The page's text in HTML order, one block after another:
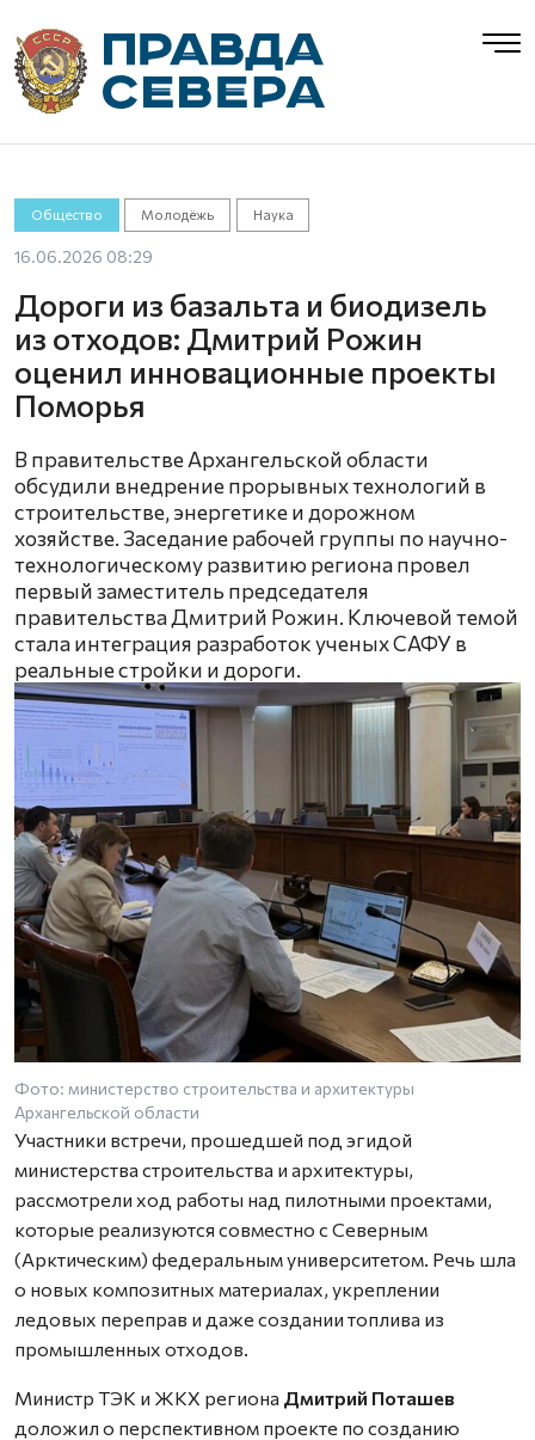
Общество Молодёжь Наука
16.06.2026 08:29
Дороги из базальта и биодизель
из отходов: Дмитрий Рожин
оценил инновационные проекты
Поморья
В правительстве Архангельской области
обсудили внедрение прорывных технологий в
строительстве, энергетике и дорожном
хозяйстве. Заседание рабочей группы по научно-
технологическому развитию региона провел
первый заместитель председателя
правительства Дмитрий Рожин. Ключевой темой
стала интеграция разработок ученых САФУ в
реальные стройки и дороги.
Фото: министерство строительства и архитектуры
Архангельской области
Участники встречи, прошедшей под эгидой
министерства строительства и архитектуры,
рассмотрели ход работы над пилотными проектами,
которые реализуются совместно с Северным
(Арктическим) федеральным университетом. Речь шла
о новых композитных материалах, укреплении
ледовых переправ и даже создании топлива из
промышленных отходов.
Министр ТЭК и ЖКХ региона Дмитрий Поташев
доложил о перспективном проекте по созданию